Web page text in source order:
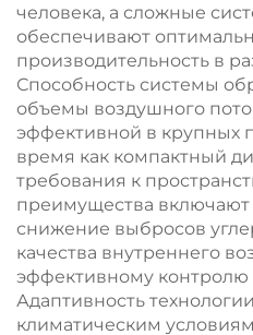
человека, а сложные
обеспечивают
производительность в
Способность системы
объемы воздушного
эффективной в крупных
время как компактный
требования к
преимущества включают
снижение выбросов
качества внутреннего
эффективному контролю
Адаптивность
климатическим